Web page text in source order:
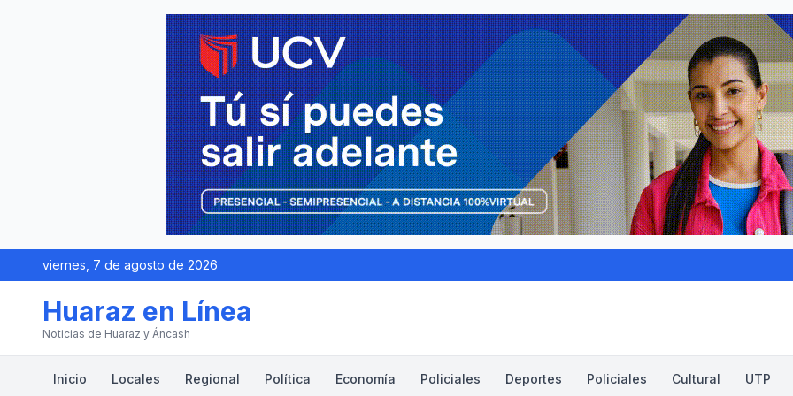
viernes, 7 de agosto de 2026
Huaraz en Línea
Noticias de Huaraz y Áncash
Inicio Locales Regional Política Economía Policiales Deportes Policiales Cultural UTP